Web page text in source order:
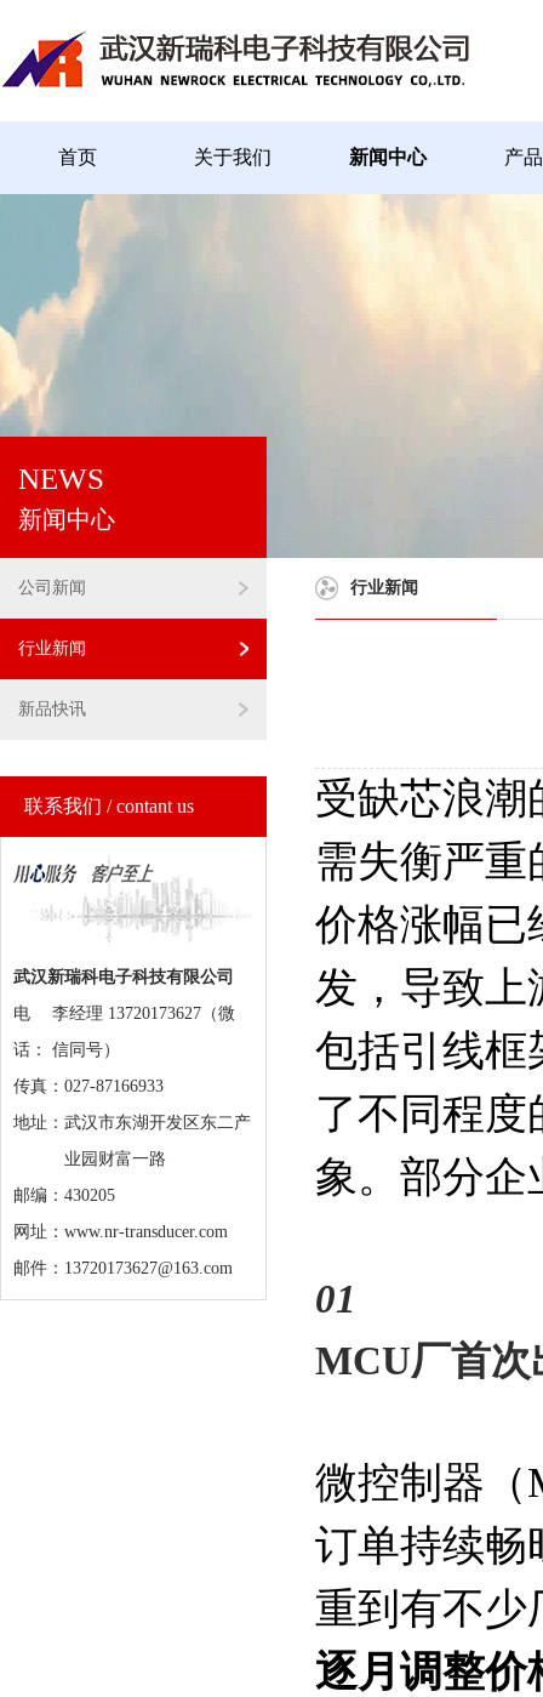
首页 关于我们 新闻中心 产
NEWS
新闻中心
公司新闻
行业新闻
新品快讯
联系我们 / contant us
武汉新瑞科电子科技有限公司
电
话：
李经理 13720173627（微
信同号）
传真：027-87166933
地址： 武汉市东湖开发区东二产
业园财富一路
邮编：430205
网址：www.nr-transducer.com
邮件：13720173627@163.com
行业新闻
受缺芯浪潮
需失衡严重
价格涨幅已
发，导致上
包括引线框
了不同程
象。部分企
01
MCU厂首次
微控制器（
订单持续畅
重到有不少
逐月调整价